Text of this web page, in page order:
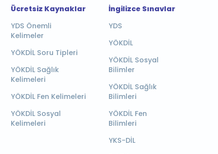
Ücretsiz Kaynaklar
YDS Önemli
Kelimeler
YÖKDİL Soru Tipleri
YÖKDİL Sağlık
Kelimeleri
YÖKDİL Fen Kelimeleri
YÖKDİL Sosyal
Kelimeleri
İngilizce Sınavlar
YDS
YÖKDİL
YÖKDİL Sosyal
Bilimler
YÖKDİL Sağlık
Bilimleri
YÖKDİL Fen
Bilimleri
YKS-DİL